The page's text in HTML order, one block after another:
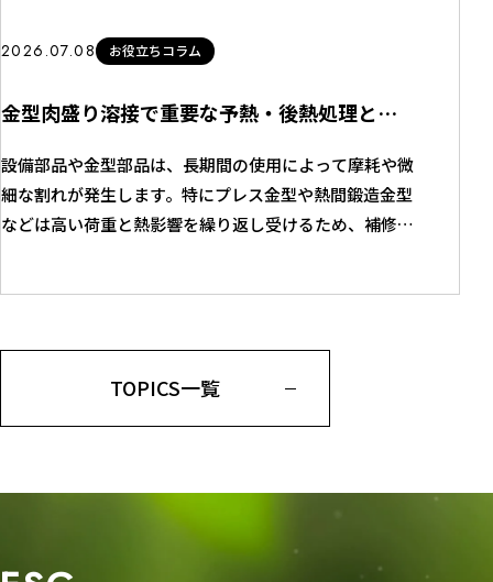
2026.07.08 お役立ちコラム
金型肉盛り溶接で重要な予熱・後熱処理とは？割れを防ぐ施工管理
設備部品や金型部品は、長期間の使用によって摩耗や微
細な割れが発生します。特にプレス金型や熱間鍛造金型
などは高い荷重と熱影響を繰り返し受けるため、補修の
TOPICS一覧